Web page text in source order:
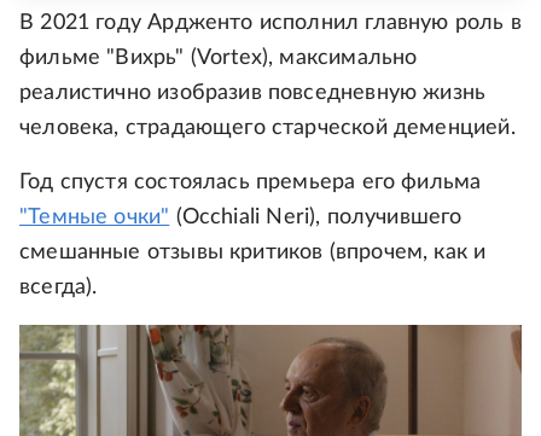
В 2021 году Ардженто исполнил главную роль в
фильме "Вихрь" (Vortex), максимально
реалистично изобразив повседневную жизнь
человека, страдающего старческой деменцией.
Год спустя состоялась премьера его фильма
"Темные очки" (Occhiali Neri), получившего
смешанные отзывы критиков (впрочем, как и
всегда).